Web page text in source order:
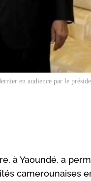
en audience par le
à Yaoundé, a
camerounaises